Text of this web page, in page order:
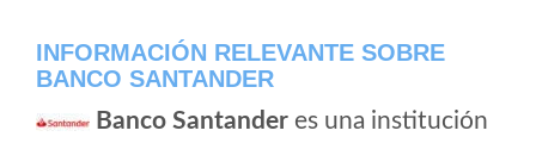
INFORMACIÓN RELEVANTE SOBRE
BANCO SANTANDER
Banco Santander es una institución